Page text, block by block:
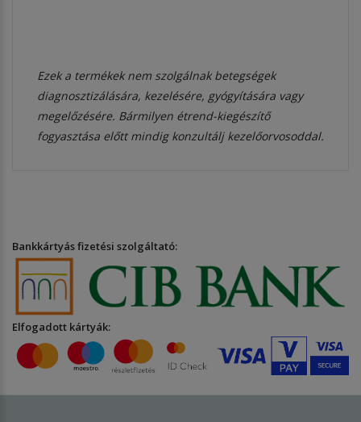
Ezek a termékek nem szolgálnak betegségek
diagnosztizálására, kezelésére, gyógyítására vagy
megelőzésére. Bármilyen étrend-kiegészítő
fogyasztása előtt mindig konzultálj kezelőorvosoddal.
Bankkártyás fizetési szolgáltató:
Elfogadott kártyák: